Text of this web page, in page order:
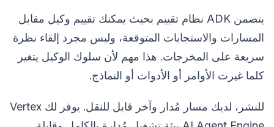
يتضمن ADK نظام تقييم بحيث يمكنك تقييم وكيل مقابل
المسارات والاستجابات المتوقعة، وليس مجرد إلقاء نظرة
سريعة على المخرجات. هذا مهم لأن سلوك الوكيل يتغير
كلما غيرت الأوامر أو الأدوات أو النماذج.
للنشر، لديك مسار مُدار وآخر قابل للنقل. يوفر لك Vertex